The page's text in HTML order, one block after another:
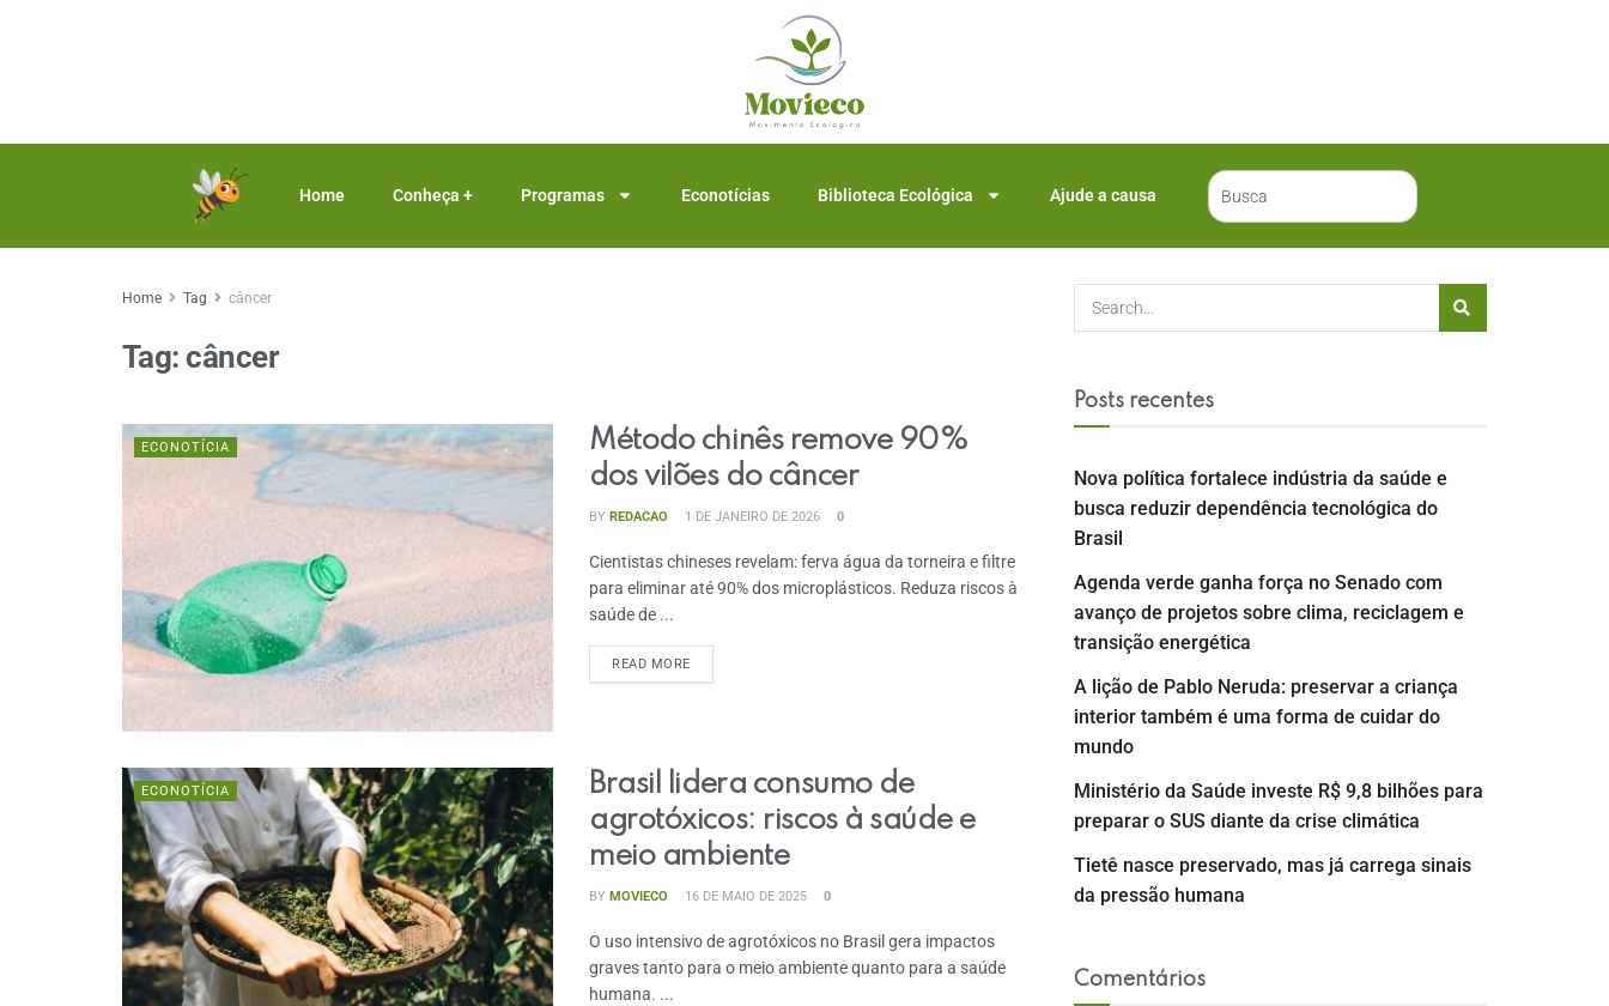
Home Conheça + Programas Econotícias Biblioteca Ecológica Ajude a causa
Home Tag câncer
Tag: câncer
ECONOTÍCIA
Método chinês remove 90%
dos vilões do câncer
BY REDACAO 1 DE JANEIRO DE 2026 0
Cientistas chineses revelam: ferva água da torneira e filtre
para eliminar até 90% dos microplásticos. Reduza riscos à
saúde de ...
READ MORE
ECONOTÍCIA
Brasil lidera consumo de
agrotóxicos: riscos à saúde e
meio ambiente
BY MOVIECO 16 DE MAIO DE 2025 0
O uso intensivo de agrotóxicos no Brasil gera impactos
graves tanto para o meio ambiente quanto para a saúde
humana. ...
Posts recentes
Nova política fortalece indústria da saúde e
busca reduzir dependência tecnológica do
Brasil
Agenda verde ganha força no Senado com
avanço de projetos sobre clima, reciclagem e
transição energética
A lição de Pablo Neruda: preservar a criança
interior também é uma forma de cuidar do
mundo
Ministério da Saúde investe R$ 9,8 bilhões para
preparar o SUS diante da crise climática
Tietê nasce preservado, mas já carrega sinais
da pressão humana
Comentários